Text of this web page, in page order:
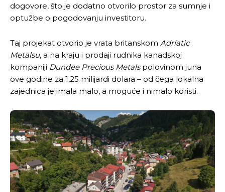
dogovore, što je dodatno otvorilo prostor za sumnje i
optužbe o pogodovanju investitoru.
Taj projekat otvorio je vrata britanskom Adriatic
Metalsu, a na kraju i prodaji rudnika kanadskoj
kompaniji Dundee Precious Metalspolovinom juna
ove godine za 1,25 milijardi dolara – od čega lokalna
zajednica je imala malo, a moguće i nimalo koristi.